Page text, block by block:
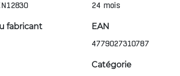
24 mois
fabricant EAN
4779027310787
Catégorie